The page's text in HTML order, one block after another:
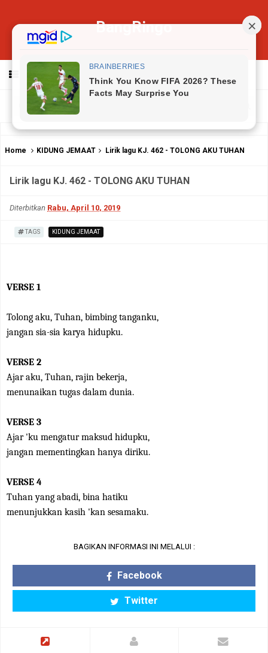
BangRingo
MENU
Home KIDUNG JEMAAT Lirik lagu KJ. 462 - TOLONG AKU TUHAN
Lirik lagu KJ. 462 - TOLONG AKU TUHAN
Diterbitkan Rabu, April 10, 2019
TAGS KIDUNG JEMAAT
VERSE 1
Tolong aku, Tuhan, bimbing tanganku,
jangan sia-sia karya hidupku.
VERSE 2
Ajar aku, Tuhan, rajin bekerja,
menunaikan tugas dalam dunia.
VERSE 3
Ajar 'ku mengatur maksud hidupku,
jangan mementingkan hanya diriku.
VERSE 4
Tuhan yang abadi, bina hatiku
menunjukkan kasih 'kan sesamaku.
BAGIKAN INFORMASI INI MELALUI :
Facebook
Twitter